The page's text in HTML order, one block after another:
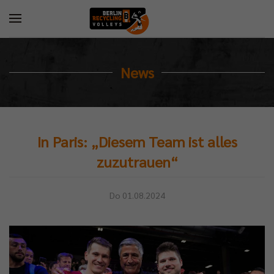
News
In Paris: „Diesem Team ist alles
zuzutrauen“
Do 01.08.2024